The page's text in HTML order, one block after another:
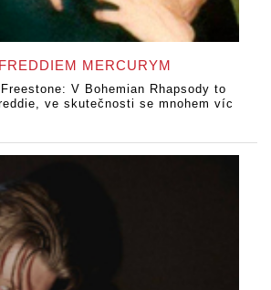
MERCURYM
V Bohemian Rhapsody to
ve skutečnosti se mnohem víc